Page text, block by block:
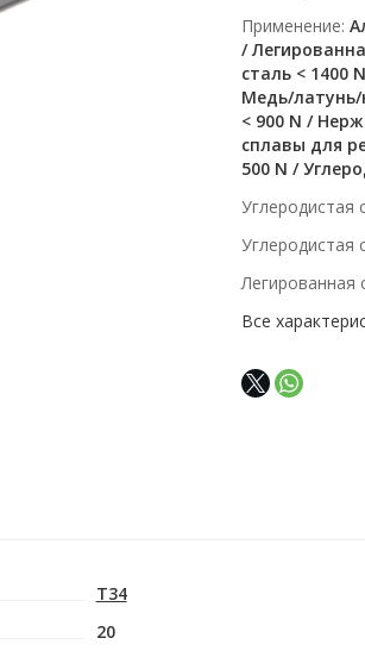
Применение
/
сталь < 1400
Медь/
< 900 N /
сплавы для
500 N /
Углеродистая
Углеродистая
Легированная
Все
T34
20